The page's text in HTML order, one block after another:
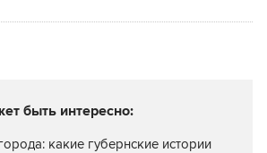
быть интересно:
какие губернские истории